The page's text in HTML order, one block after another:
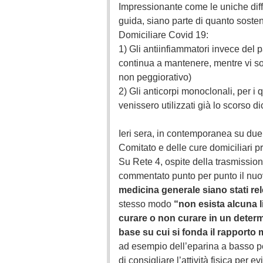
Impressionante come le uniche
guida, siano parte di quanto
Domiciliare Covid 19:
1) Gli antiinfiammatori invece del
continua a mantenere, mentre vi
non peggiorativo)
2) Gli anticorpi monoclonali, per i
venissero utilizzati già lo scorso
Ieri sera, in contemporanea su
Comitato e delle cure domiciliari
Su Rete 4, ospite della
commentato punto per punto il
medicina generale siano stati
stesso modo “non esista alcuna
curare o non curare in un
base su cui si fonda il rapporto
ad esempio dell’eparina a basso
di consigliare l’attività fisica per